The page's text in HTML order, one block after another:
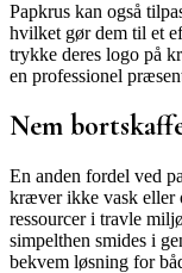
Papkrus kan også
hvilket gør dem til et
trykke deres logo på
en professionel
Nem
En anden fordel ved
kræver ikke vask eller
ressourcer i travle
simpelthen smides i
bekvem løsning for